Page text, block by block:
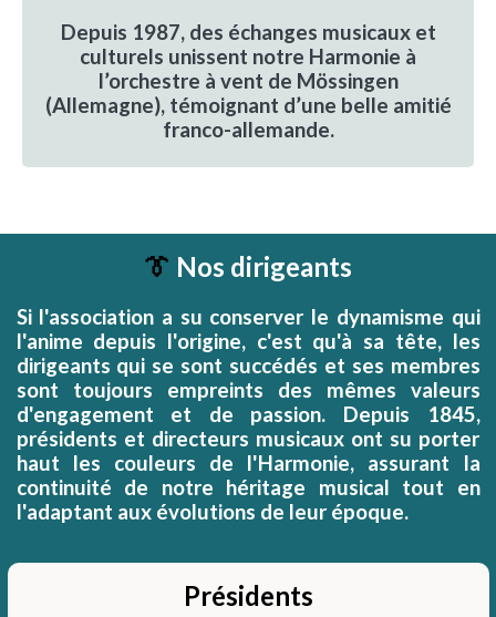
Depuis 1987, des échanges musicaux et
culturels unissent notre Harmonie à
l’orchestre à vent de Mössingen
(Allemagne), témoignant d’une belle amitié
franco-allemande.
👔 Nos dirigeants
Si l'association a su conserver le dynamisme qui
l'anime depuis l'origine, c'est qu'à sa tête, les
dirigeants qui se sont succédés et ses membres
sont toujours empreints des mêmes valeurs
d'engagement et de passion. Depuis 1845,
présidents et directeurs musicaux ont su porter
haut les couleurs de l'Harmonie, assurant la
continuité de notre héritage musical tout en
l'adaptant aux évolutions de leur époque.
Présidents